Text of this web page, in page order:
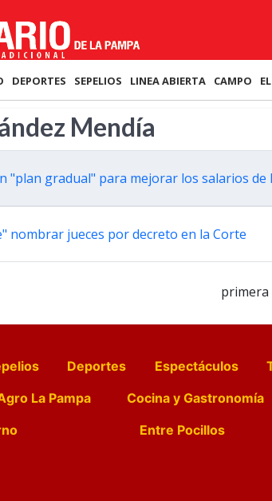
DEPORTES SEPELIOS LINEA ABIERTA CAMPO
Mendía
"plan gradual" para mejorar los salarios de
nombrar jueces por decreto en la Corte
primera
Deportes Espectáculos
La Pampa Cocina y Gastronomía
Entre Pocillos